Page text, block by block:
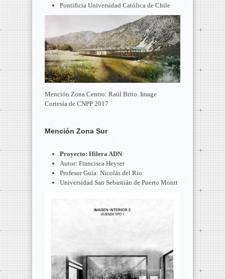
Pontificia Universidad Católica de Chile
Mención Zona Centro: Raúl Brito. Image
Cortesía de CNPP 2017
Mención Zona Sur
Proyecto: Hilera ADN
Autor: Francisca Heyser
Profesor Guía: Nicolás del Río
Universidad San Sebastián de Puerto Montt